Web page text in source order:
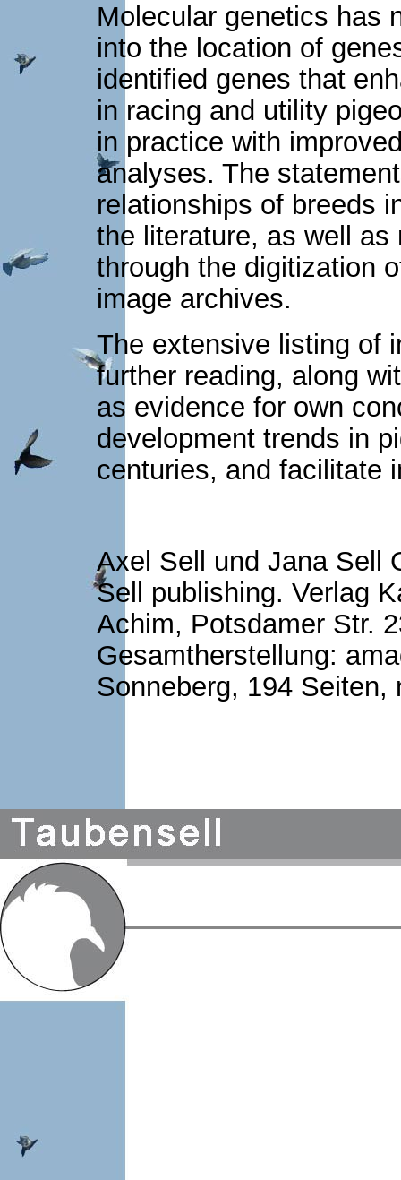
Molecular genetics has
into the location of
identified genes that
in racing and utility
in practice with
analyses. The
relationships of breeds
the literature, as well as
through the digitization
image archives.
The extensive listing of
further reading, along
as evidence for own
development trends in
centuries, and facilitate
Axel Sell und Jana Sell
Sell publishing. Verlag
Achim, Potsdamer Str.
Gesamtherstellung:
Sonneberg, 194